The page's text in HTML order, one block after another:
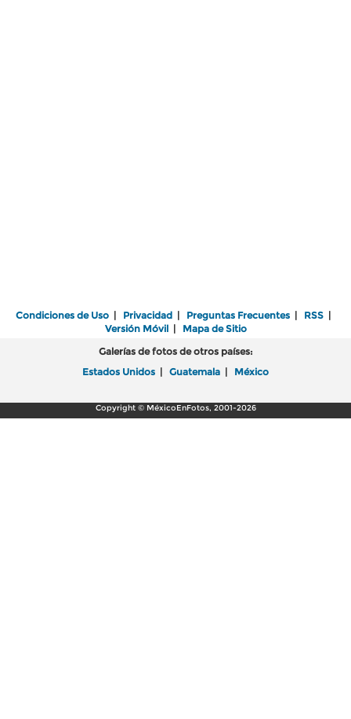
Condiciones de Uso | Privacidad | Preguntas Frecuentes | RSS |
Versión Móvil| Mapa de Sitio
Galerías de fotos de otros países:
Estados Unidos | Guatemala | México
Copyright © MéxicoEnFotos, 2001-2026